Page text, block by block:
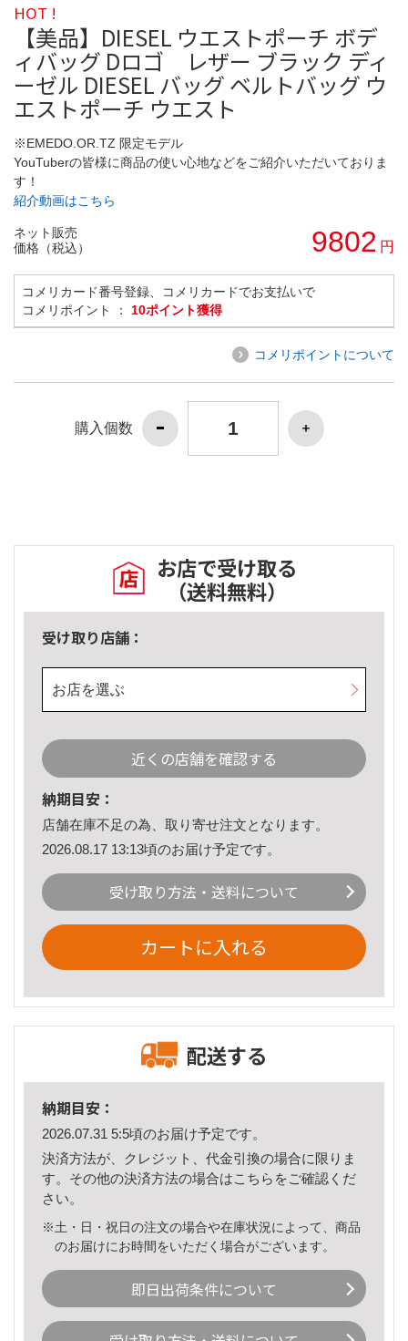
HOT !
【美品】DIESEL ウエストポーチ ボデ
ィバッグ Dロゴ レザー ブラック ディ
ーゼル DIESEL バッグ ベルトバッグ ウ
エストポーチ ウエスト
※EMEDO.OR.TZ 限定モデル
YouTuberの皆様に商品の使い心地などをご紹介いただいておりま
す！
紹介動画はこちら
ネット販売
価格（税込）
9802 円
コメリカード番号登録、コメリカードでお支払いで
コメリポイント ： 10ポイント獲得
コメリポイントについて
購入個数
お店で受け取る
（送料無料）
受け取り店舗：
お店を選ぶ
近くの店舗を確認する
納期目安：
店舗在庫不足の為、取り寄せ注文となります。
2026.08.17 13:13頃のお届け予定です。
受け取り方法・送料について
カートに入れる
配送する
納期目安：
2026.07.31 5:5頃のお届け予定です。
決済方法が、クレジット、代金引換の場合に限りま
す。その他の決済方法の場合はこちら をご確認くだ
さい。
※土・日・祝日の注文の場合や在庫状況によって、商品
のお届けにお時間をいただく場合がございます。
即日出荷条件について